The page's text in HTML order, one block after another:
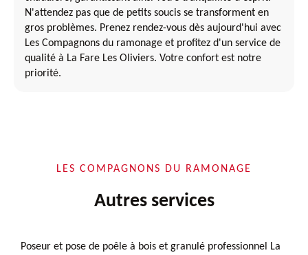
N'attendez pas que de petits soucis se transforment en
gros problèmes. Prenez rendez-vous dès aujourd'hui avec
Les Compagnons du ramonage et profitez d'un service de
qualité à La Fare Les Oliviers. Votre confort est notre
priorité.
LES COMPAGNONS DU RAMONAGE
Autres services
Poseur et pose de poêle à bois et granulé professionnel La